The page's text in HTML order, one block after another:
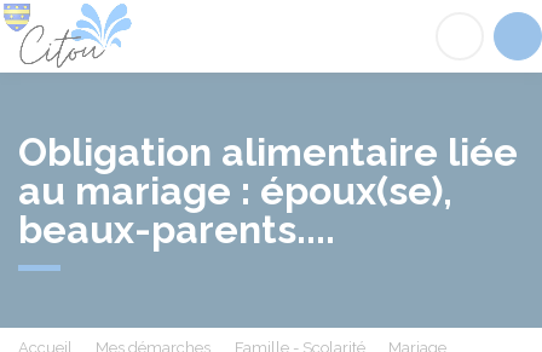
Obligation alimentaire liée
au mariage : époux(se),
beaux-parents....
Accueil Mes démarches Famille - Scolarité
Mariage